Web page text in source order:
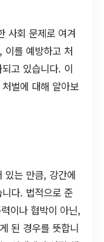
사회 문제로 여겨
이를 예방하고 처
고 있습니다. 이
벌에 대해 알아보
있는 만큼, 강간에
다. 법적으로 준
이나 협박이 아닌,
된 경우를 뜻합니